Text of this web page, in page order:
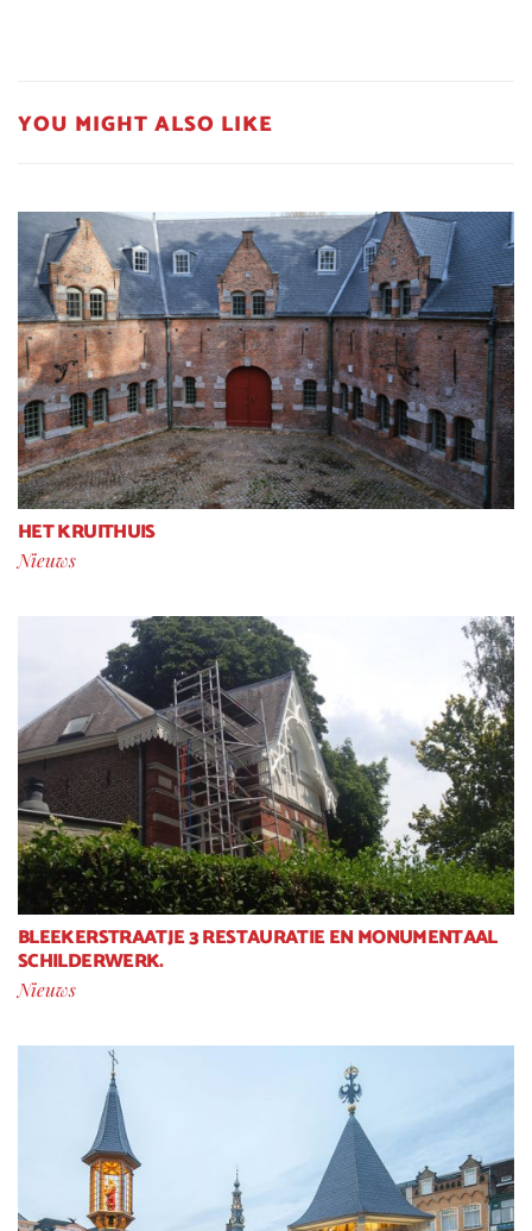
YOU MIGHT ALSO LIKE
HET KRUITHUIS
Nieuws
BLEEKERSTRAATJE 3 RESTAURATIE EN MONUMENTAAL
SCHILDERWERK.
Nieuws